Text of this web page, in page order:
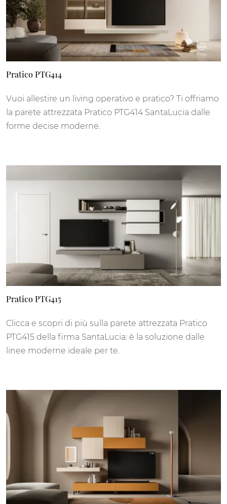
Pratico PTG414
Vuoi allestire un living operativo e pratico? Ti offriamo
la parete attrezzata Pratico PTG414 SantaLucia dalle
forme decise moderne.
Pratico PTG415
Clicca e scopri di più sulla parete attrezzata Pratico
PTG415 della firma SantaLucia: è la soluzione dalle
linee moderne ideale per te.